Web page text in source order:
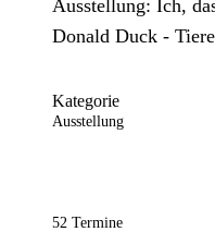
Ausstellung: Ich,
Donald Duck -
Kategorie
Ausstellung
52 Termine